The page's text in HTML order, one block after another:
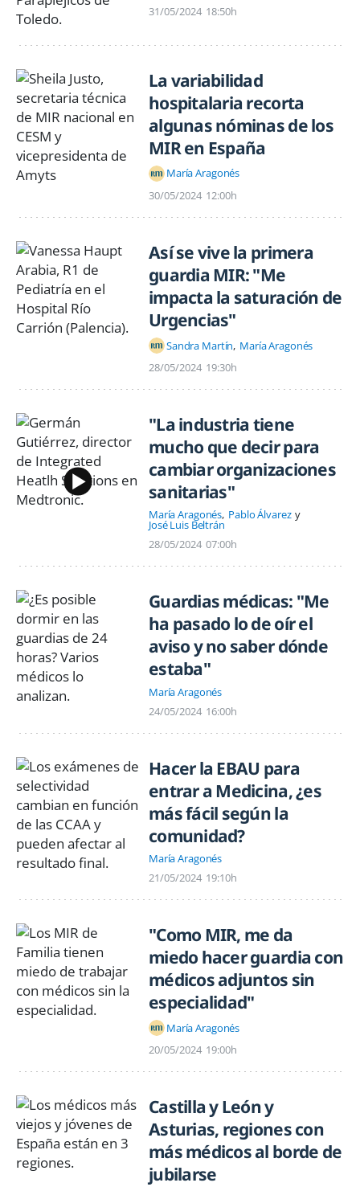
31/05/2024 18:50h
La variabilidad
hospitalaria recorta
algunas nóminas de los
MIR en España
María Aragonés
30/05/2024 12:00h
Así se vive la primera
guardia MIR: "Me
impacta la saturación de
Urgencias"
Sandra Martín María Aragonés
28/05/2024 19:30h
"La industria tiene
mucho que decir para
cambiar organizaciones
sanitarias"
María Aragonés Pablo Álvarez
José Luis Beltrán
28/05/2024 07:00h
Guardias médicas: "Me
ha pasado lo de oír el
aviso y no saber dónde
estaba"
María Aragonés
24/05/2024 16:00h
Hacer la EBAU para
entrar a Medicina, ¿es
más fácil según la
comunidad?
María Aragonés
21/05/2024 19:10h
"Como MIR, me da
miedo hacer guardia con
médicos adjuntos sin
especialidad"
María Aragonés
20/05/2024 19:00h
Castilla y León y
Asturias, regiones con
más médicos al borde de
jubilarse